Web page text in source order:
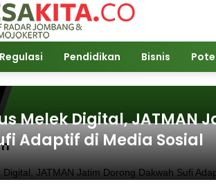
Regulasi Pendidikan Bisnis
Melek Digital, JATMAN
Adaptif di Media Sosial